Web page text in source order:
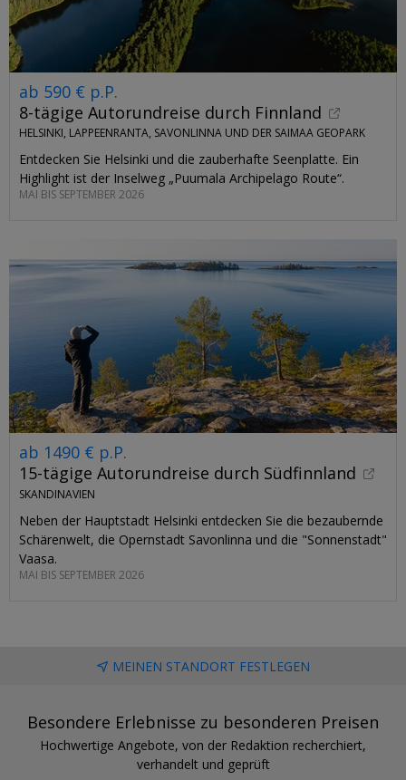
ab 590 € p.P.
8-tägige Autorundreise durch Finnland
HELSINKI, LAPPEENRANTA, SAVONLINNA UND DER SAIMAA GEOPARK
Entdecken Sie Helsinki und die zauberhafte Seenplatte. Ein
Highlight ist der Inselweg „Puumala Archipelago Route“.
MAI BIS SEPTEMBER 2026
ab 1490 € p.P.
15-tägige Autorundreise durch Südfinnland
SKANDINAVIEN
Neben der Hauptstadt Helsinki entdecken Sie die bezaubernde
Schärenwelt, die Opernstadt Savonlinna und die "Sonnenstadt"
Vaasa.
MAI BIS SEPTEMBER 2026
MEINEN STANDORT FESTLEGEN
Besondere Erlebnisse zu besonderen Preisen
Hochwertige Angebote, von der Redaktion recherchiert,
verhandelt und geprüft